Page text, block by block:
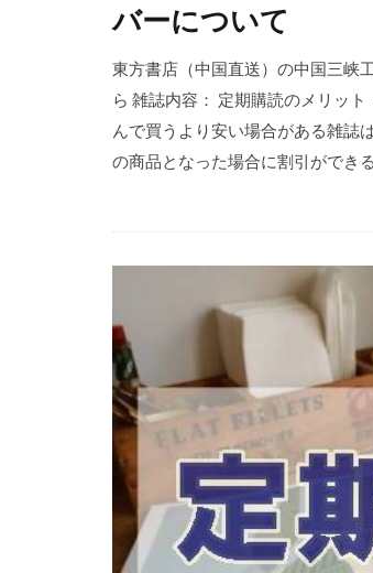
バーについて
東方書店（中国直送）の中国三峡
ら 雑誌内容： 定期購読のメリッ
んで買うより安い場合がある雑誌
の商品となった場合に割引ができ